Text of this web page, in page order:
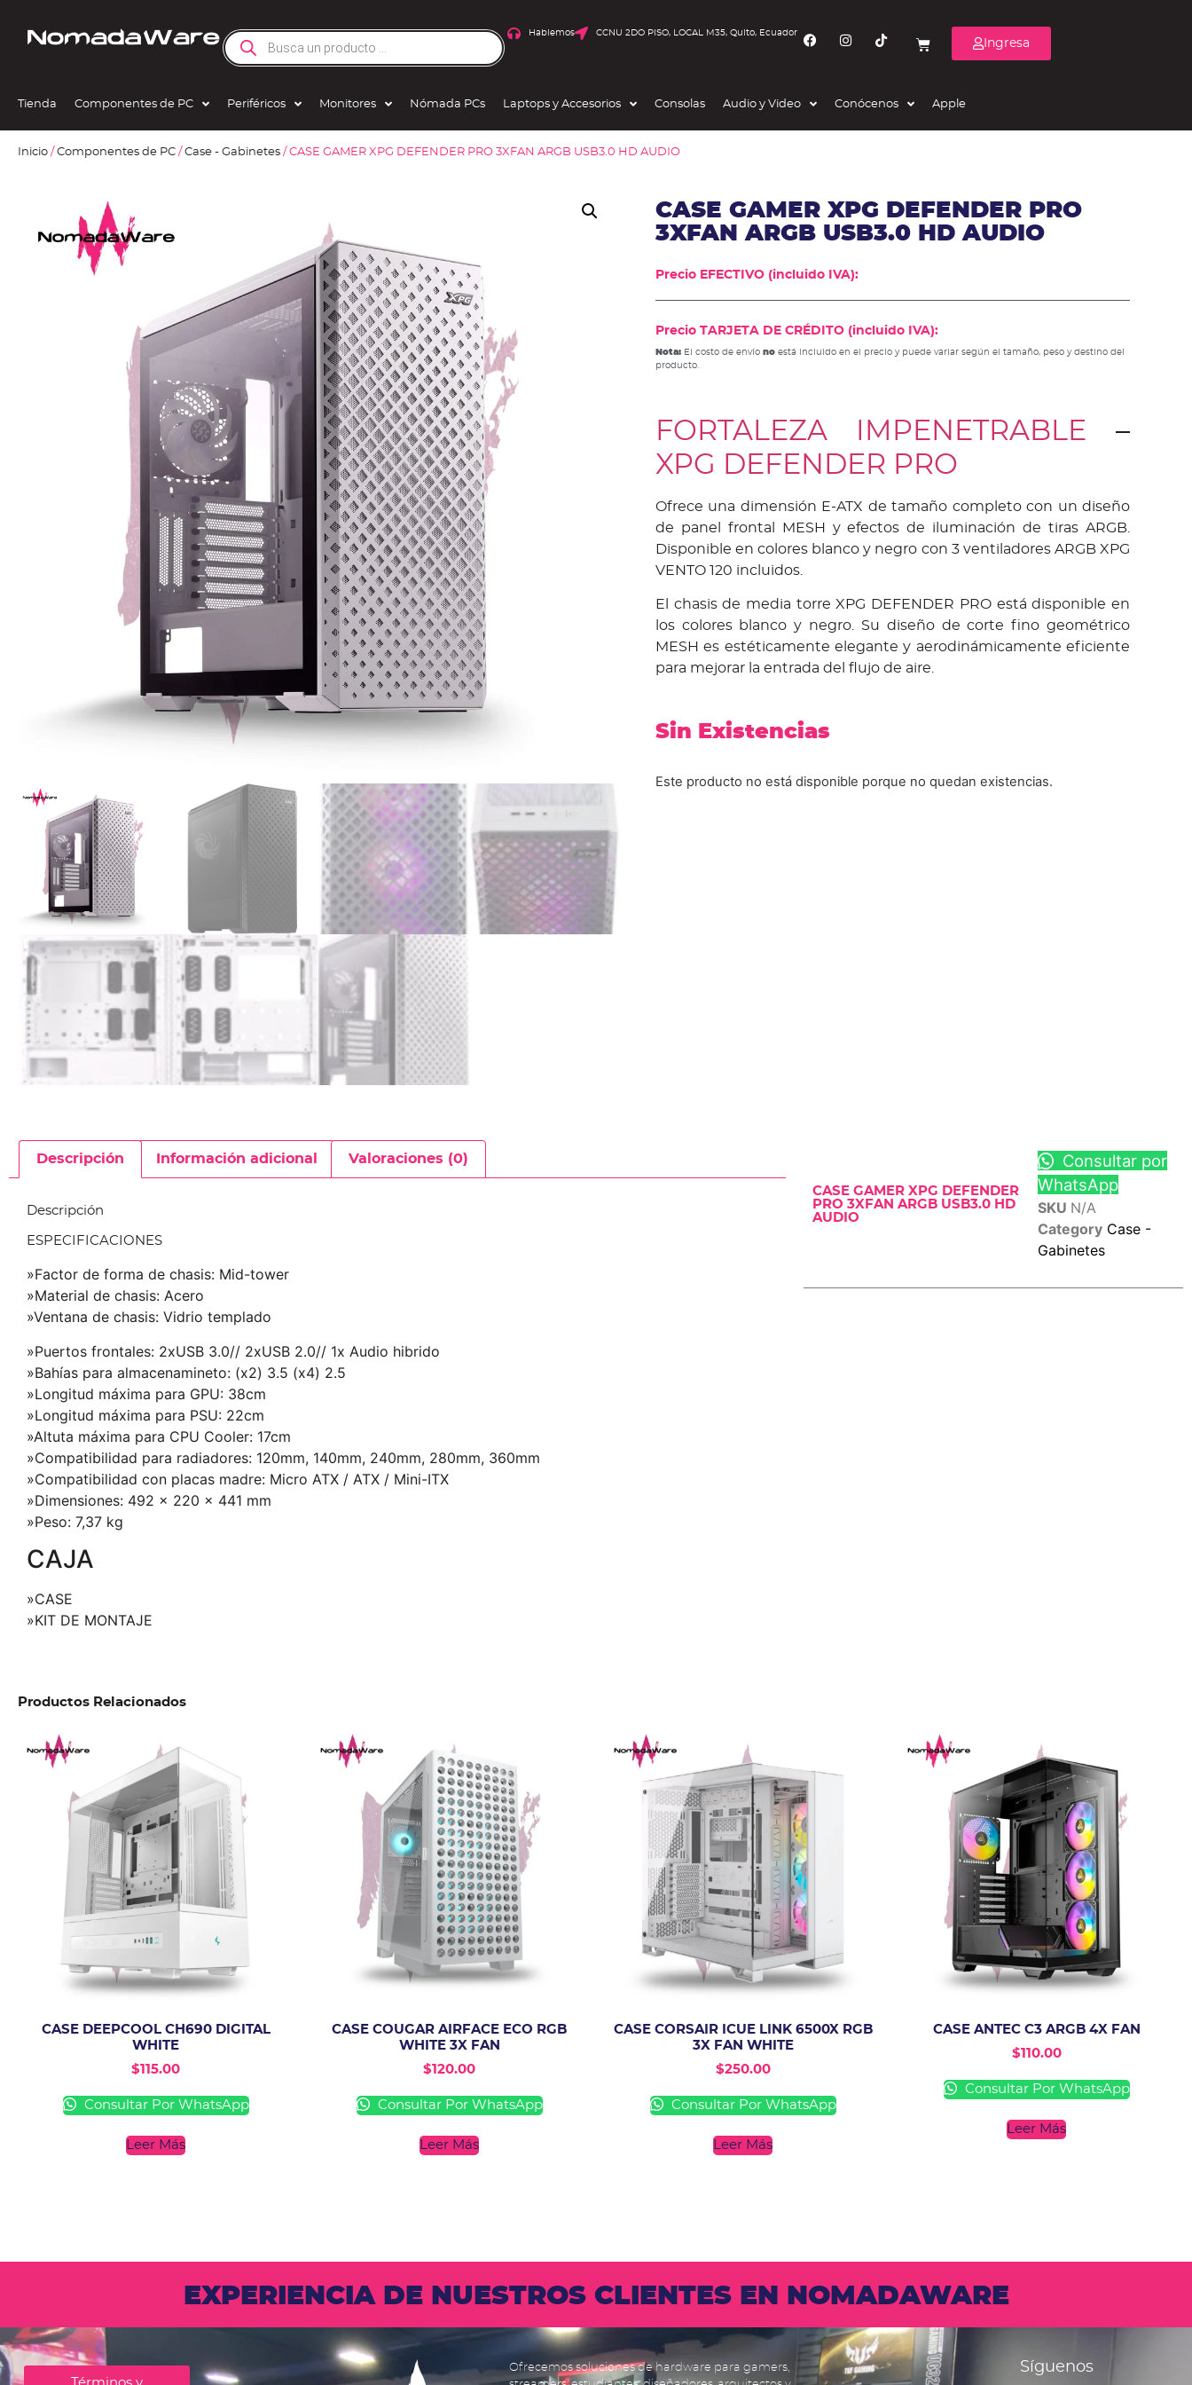
Hablemos CCNU 2DO PISO, LOCAL M35, Quito, Ecuador
Ingresa
Tienda Componentes de PC Periféricos Monitores Nómada PCs Laptops y Accesorios Consolas Audio y Video Conócenos Apple
Inicio / Componentes de PC / Case - Gabinetes / CASE GAMER XPG DEFENDER PRO 3XFAN ARGB USB3.0 HD AUDIO
CASE GAMER XPG DEFENDER PRO
3XFAN ARGB USB3.0 HD AUDIO
Precio EFECTIVO (incluido IVA):
Precio TARJETA DE CRÉDITO (incluido IVA):
Nota:El costo de envío noestá incluido en el precio y puede variar según el tamaño, peso y destino del
producto.
FORTALEZA IMPENETRABLE –
XPG DEFENDER PRO
Ofrece una dimensión E-ATX de tamaño completo con un diseño
de panel frontal MESH y efectos de iluminación de tiras ARGB.
Disponible en colores blanco y negro con 3 ventiladores ARGB XPG
VENTO 120 incluidos.
El chasis de media torre XPG DEFENDER PRO está disponible en
los colores blanco y negro. Su diseño de corte fino geométrico
MESH es estéticamente elegante y aerodinámicamente eficiente
para mejorar la entrada del flujo de aire.
Sin Existencias
Este producto no está disponible porque no quedan existencias.
Descripción Información adicional Valoraciones (0)
Descripción
ESPECIFICACIONES
»Factor de forma de chasis: Mid-tower
»Material de chasis: Acero
»Ventana de chasis: Vidrio templado
»Puertos frontales: 2xUSB 3.0// 2xUSB 2.0// 1x Audio hibrido
»Bahías para almacenamineto: (x2) 3.5 (x4) 2.5
»Longitud máxima para GPU: 38cm
»Longitud máxima para PSU: 22cm
»Altuta máxima para CPU Cooler: 17cm
»Compatibilidad para radiadores: 120mm, 140mm, 240mm, 280mm, 360mm
»Compatibilidad con placas madre: Micro ATX / ATX / Mini-ITX
»Dimensiones: 492 x 220 x 441 mm
»Peso: 7,37 kg
CAJA
»CASE
»KIT DE MONTAJE
CASE GAMER XPG DEFENDER
PRO 3XFAN ARGB USB3.0 HD
AUDIO
Consultar por
WhatsApp
SKU N/A
Category Case -
Gabinetes
Productos Relacionados
CASE DEEPCOOL CH690 DIGITAL
WHITE
$115.00
Consultar Por WhatsApp
Leer Más
CASE COUGAR AIRFACE ECO RGB
WHITE 3X FAN
$120.00
Consultar Por WhatsApp
Leer Más
CASE CORSAIR ICUE LINK 6500X RGB
3X FAN WHITE
$250.00
Consultar Por WhatsApp
Leer Más
CASE ANTEC C3 ARGB 4X FAN
$110.00
Consultar Por WhatsApp
Leer Más
EXPERIENCIA DE NUESTROS CLIENTES EN NOMADAWARE
Ofrecemos soluciones de hardware para gamers,
Síguenos